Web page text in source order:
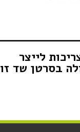
לייצר
בסרטן שד זו